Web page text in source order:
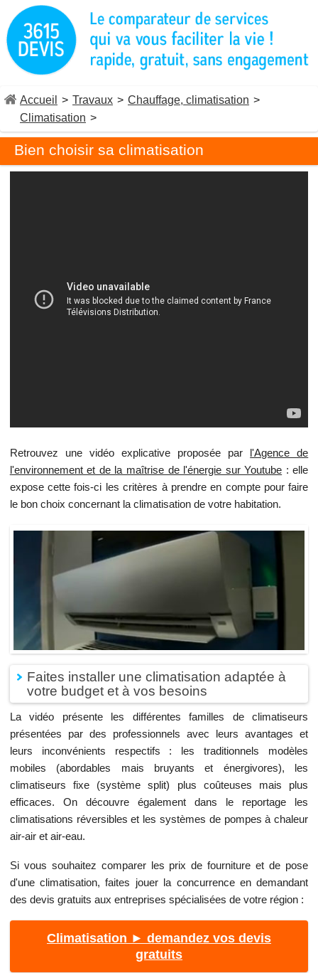
Accueil > Travaux > Chauffage, climatisation >
Climatisation >
Bien choisir sa climatisation
Retrouvez une vidéo explicative proposée par l'Agence de
l'environnement et de la maîtrise de l'énergie sur Youtube : elle
expose cette fois-ci les critères à prendre en compte pour faire
le bon choix concernant la climatisation de votre habitation.
Faites installer une climatisation adaptée à
votre budget et à vos besoins
La vidéo présente les différentes familles de climatiseurs
présentées par des professionnels avec leurs avantages et
leurs inconvénients respectifs : les traditionnels modèles
mobiles (abordables mais bruyants et énergivores), les
climatiseurs fixe (système split) plus coûteuses mais plus
efficaces. On découvre également dans le reportage les
climatisations réversibles et les systèmes de pompes à chaleur
air-air et air-eau.
Si vous souhaitez comparer les prix de fourniture et de pose
d'une climatisation, faites jouer la concurrence en demandant
des devis gratuits aux entreprises spécialisées de votre région :
Climatisation ► demandez vos devis
gratuits